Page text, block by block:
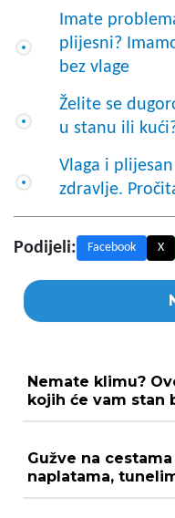
Imate
plijesni?
bez vlage
Želite se
u stanu ili
Vlaga i
zdravlje.
Podijeli: Facebook X
Nemate klimu?
kojih će vam stan
Gužve na
naplatama,